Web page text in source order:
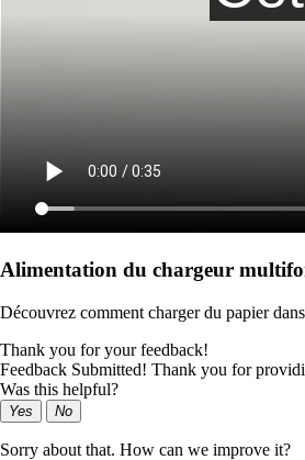
Alimentation du chargeur
Découvrez comment charger du papier
Thank you for your feedback!
Feedback Submitted! Thank you for
Was this helpful?
Yes No
Sorry about that. How can we improve it?